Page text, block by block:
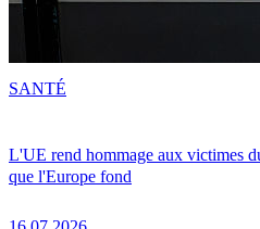
L'UE rend hommage aux victimes
que l'Europe fond
SANTÉ